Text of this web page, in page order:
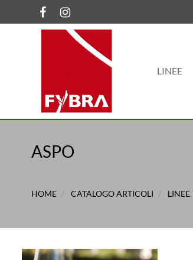
LINEE
ASPO
HOME CATALOGO ARTICOLI LINEE